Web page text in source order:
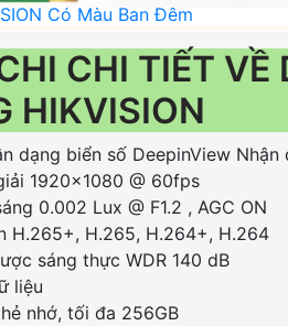
Có Màu Ban Đêm
Sát Có Màu Khi Ánh Sáng Yếu
Sát Ban Đêm Hikvision
Bị Mạng
KBvision
CHI TIẾT
HIKVISION
dạng biển số DeepinView
1920x1080 @ 60fps
0.002 Lux @ F1.2 , AGC ON
H.265+, H.265, H.264+, H.264
sáng thực WDR 140 dB
liệu
nhớ, tối đa 256GB